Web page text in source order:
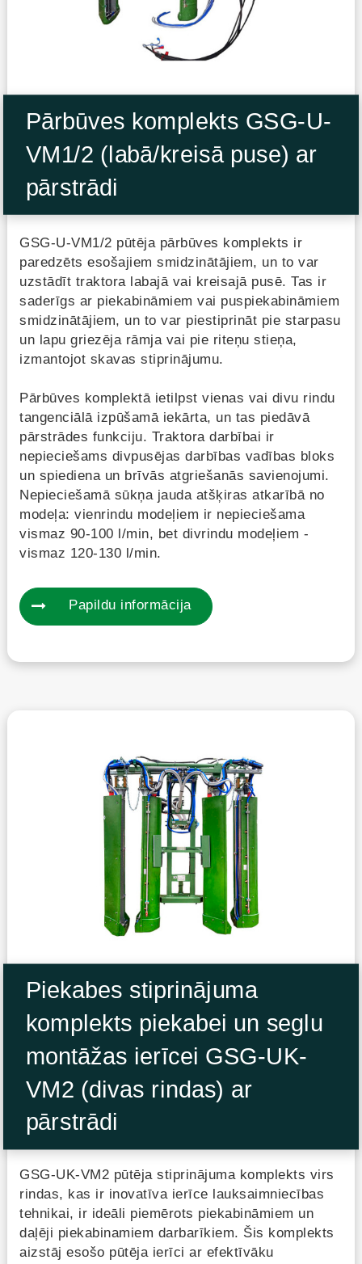
Pārbūves komplekts GSG-U-
VM1/2 (labā/kreisā puse) ar
pārstrādi
GSG-U-VM1/2 pūtēja pārbūves komplekts ir
paredzēts esošajiem smidzinātājiem, un to var
uzstādīt traktora labajā vai kreisajā pusē. Tas ir
saderīgs ar piekabināmiem vai puspiekabināmiem
smidzinātājiem, un to var piestiprināt pie starpasu
un lapu griezēja rāmja vai pie riteņu stieņa,
izmantojot skavas stiprinājumu.
Pārbūves komplektā ietilpst vienas vai divu rindu
tangenciālā izpūšamā iekārta, un tas piedāvā
pārstrādes funkciju. Traktora darbībai ir
nepieciešams divpusējas darbības vadības bloks
un spiediena un brīvās atgriešanās savienojumi.
Nepieciešamā sūkņa jauda atšķiras atkarībā no
modeļa: vienrindu modeļiem ir nepieciešama
vismaz 90-100 l/min, bet divrindu modeļiem -
vismaz 120-130 l/min.
Papildu informācija
Piekabes stiprinājuma
komplekts piekabei un seglu
montāžas ierīcei GSG-UK-
VM2 (divas rindas) ar
pārstrādi
GSG-UK-VM2 pūtēja stiprinājuma komplekts virs
rindas, kas ir inovatīva ierīce lauksaimniecības
tehnikai, ir ideāli piemērots piekabināmiem un
daļēji piekabinamiem darbarīkiem. Šis komplekts
aizstāj esošo pūtēja ierīci ar efektīvāku